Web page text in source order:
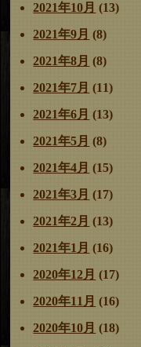
2021年10月 (13)
2021年9月 (8)
2021年8月 (8)
2021年7月 (11)
2021年6月 (13)
2021年5月 (8)
2021年4月 (15)
2021年3月 (17)
2021年2月 (13)
2021年1月 (16)
2020年12月 (17)
2020年11月 (16)
2020年10月 (18)